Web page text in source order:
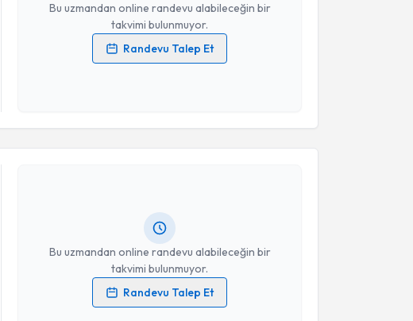
Bu uzmandan online randevu alabileceğin bir
takvimi bulunmuyor.
Randevu Talep Et
Kişisel verilerimin işlenmesine ilişkinAydınlatma Metni
Takvim Talebini Gönder
Bu uzmandan online randevu alabileceğin bir
takvimi bulunmuyor.
Randevu Talep Et
Randevu Takvimi Talebi
Fzt. Ahmet Kaan Çakır
Kişisel verilerimin işlenmesine ilişkinAydınlatma Metni